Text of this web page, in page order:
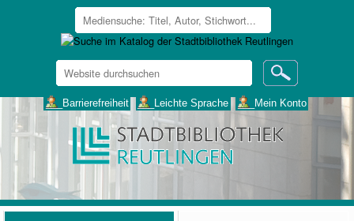
Website
durchsuchen
___Barrierefreiheit ___Leichte Sprache ___Mein Konto